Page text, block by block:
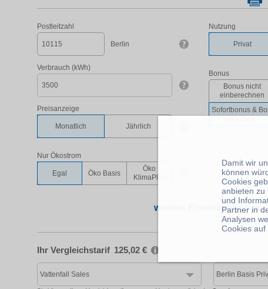
Damit wir
können
Cookies
anbieten zu
und
Partner in
Analysen
Cookies